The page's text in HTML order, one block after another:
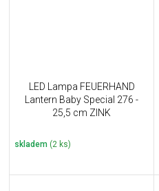
LED Lampa FEUERHAND
Lantern Baby Special 276 -
25,5 cm ZINK
skladem (2 ks)